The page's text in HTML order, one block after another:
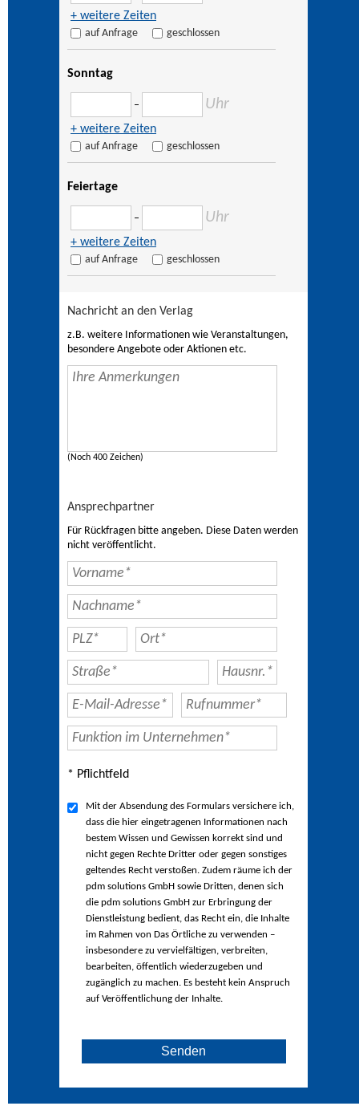
+ weitere Zeiten
auf Anfrage geschlossen
Sonntag
– Uhr
+ weitere Zeiten
auf Anfrage geschlossen
Feiertage
– Uhr
+ weitere Zeiten
auf Anfrage geschlossen
Nachricht an den Verlag
z.B. weitere Informationen wie Veranstaltungen,
besondere Angebote oder Aktionen etc.
(Noch 400 Zeichen)
Ansprechpartner
Für Rückfragen bitte angeben. Diese Daten werden
nicht veröffentlicht.
* Pflichtfeld
Mit der Absendung des Formulars versichere ich,
dass die hier eingetragenen Informationen nach
bestem Wissen und Gewissen korrekt sind und
nicht gegen Rechte Dritter oder gegen sonstiges
geltendes Recht verstoßen. Zudem räume ich der
pdm solutions GmbH sowie Dritten, denen sich
die pdm solutions GmbH zur Erbringung der
Dienstleistung bedient, das Recht ein, die Inhalte
im Rahmen von Das Örtliche zu verwenden –
insbesondere zu vervielfältigen, verbreiten,
bearbeiten, öffentlich wiederzugeben und
zugänglich zu machen. Es besteht kein Anspruch
auf Veröffentlichung der Inhalte.
Senden